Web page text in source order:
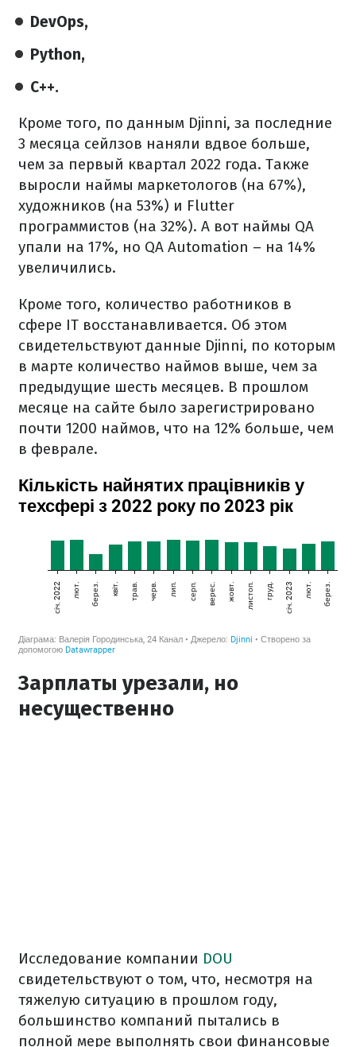
DevOps,
Python,
C++.
Кроме того, по данным Djinni, за последние
3 месяца сейлзов наняли вдвое больше,
чем за первый квартал 2022 года. Также
выросли наймы маркетологов (на 67%),
художников (на 53%) и Flutter
программистов (на 32%). А вот наймы QA
упали на 17%, но QA Automation – на 14%
увеличились.
Кроме того, количество работников в
сфере IT восстанавливается. Об этом
свидетельствуют данные Djinni, по которым
в марте количество наймов выше, чем за
предыдущие шесть месяцев. В прошлом
месяце на сайте было зарегистрировано
почти 1200 наймов, что на 12% больше, чем
в феврале.
Зарплаты урезали, но
несущественно
Исследование компании DOU
свидетельствуют о том, что, несмотря на
тяжелую ситуацию в прошлом году,
большинство компаний пытались в
полной мере выполнять свои финансовые